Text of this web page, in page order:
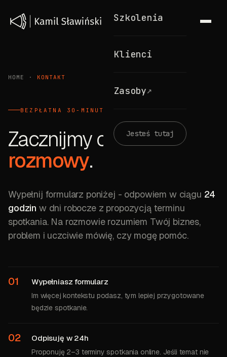
Szkolenia
Klienci
Zasoby↗
Jesteś tutaj
HOME · KONTAKT
BEZPŁATNA 30-MINUTOWA ROZMOWA
Zacznijmy od
rozmowy.
Wypełnij formularz poniżej - odpowiem w ciągu 24
godzin w dni robocze z propozycją terminu
spotkania. Na rozmowie rozumiem Twój biznes,
problem i uczciwie mówię, czy mogę pomóc.
01 Wypełniasz formularz
Im więcej kontekstu podasz, tym lepiej przygotowane
będzie spotkanie.
02 Odpisuję w 24h
Proponuję 2–3 terminy spotkania online. Jeśli temat nie